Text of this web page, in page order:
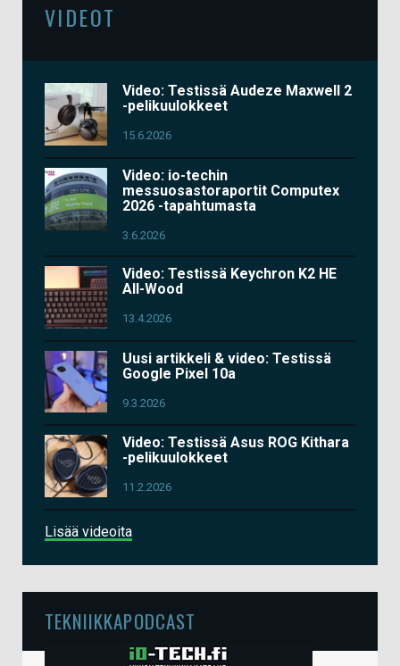
VIDEOT
Video: Testissä Audeze Maxwell 2
-pelikuulokkeet
15.6.2026
Video: io-techin
messuosastoraportit Computex
2026 -tapahtumasta
3.6.2026
Video: Testissä Keychron K2 HE
All-Wood
13.4.2026
Uusi artikkeli & video: Testissä
Google Pixel 10a
9.3.2026
Video: Testissä Asus ROG Kithara
-pelikuulokkeet
11.2.2026
Lisää videoita
TEKNIIKKAPODCAST